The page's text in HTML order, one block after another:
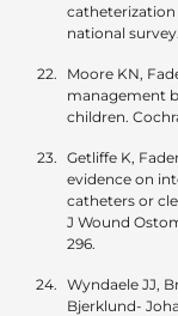
catheterization
national
Moore KN,
management
children.
Getliffe K,
evidence on
catheters or
J Wound
296.
Wyndaele JJ,
Bjerklund-